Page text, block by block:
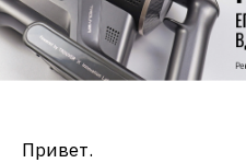
Привет.